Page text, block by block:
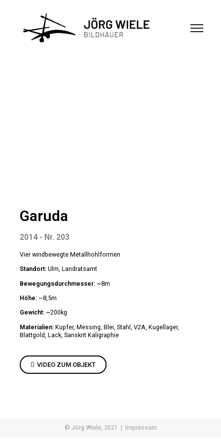
Garuda
2014 - Nr. 203
Vier windbewegte Metallhohlformen
Standort: Ulm, Landratsamt
Bewegungsdurchmesser: ~8m
Höhe: ~8,5m
Gewicht: ~200kg
Materialien: Kupfer, Messing, Blei, Stahl, V2A, Kugellager,
Blattgold, Lack, Sanskrit Kaligraphie
VIDEO ZUM OBJEKT
© Jörg Wiele, 2021 | Impressum